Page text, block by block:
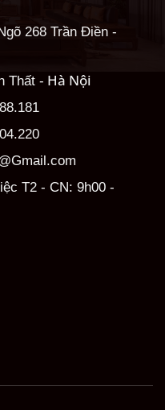
268 Trần Điền -
Thất - Hà Nội
T2 - CN: 9h00 -